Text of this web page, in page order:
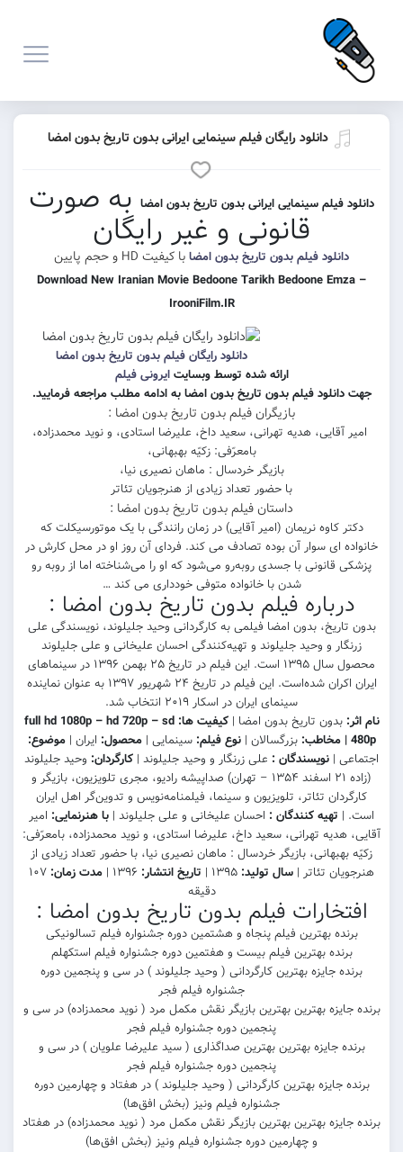
رایگان فیلم سینمایی ایرانی بدون تاریخ بدون امضا
سینمایی ایرانی بدون تاریخ بدون امضا به صورت
قانونی و غیر رایگان
فیلم بدون تاریخ بدون امضا با کیفیت HD و حجم پایین
Download New Iranian Movie Bedoone Tarikh
دانلود رایگان فیلم بدون تاریخ بدون امضا
ارائه شده توسط وبسایتایرونی فیلم
فیلم بدون تاریخ بدون امضا به ادامه مطلب مراجعه فرمایید.
بازیگران فیلم بدون تاریخ بدون امضا :
هدیه تهرانی، سعید داخ، علیرضا استادى، و نوید محمدزاده،
بازیگر خردسال : ماهان نصیری نیا،
با حضور تعداد زیادی از هنرجویان تئاتر
داستان فیلم بدون تاریخ بدون امضا :
نریمان (امیر آقایی) در زمان رانندگی با یک موتورسیکلت که
سوار آن بوده تصادف می کند. فردای آن روز او در محل کارش در
با جسدی روبه‌رو می‌شود که او را می‌شناخته اما از روبه رو
شدن با خانواده متوفی خودداری می کند …
فیلم بدون تاریخ بدون امضا :
بدون امضا فیلمی به کارگردانی وحید جلیلوند، نویسندگی علی
وحید جلیلوند و تهیه‌کنندگی احسان علیخانی و علی جلیلوند
محصول سال ۱۳۹۵ است. این فیلم در تاریخ ۲۵ بهمن ۱۳۹۶ در سینماهای
ایران اکران شده‌است. این فیلم در تاریخ ۲۴ شهریور ۱۳۹۷ به عنوان نماینده
سینمای ایران در اسکار ۲۰۱۹ انتخاب شد.
تاریخ بدون امضا |
کیفیت ها: full hd 1080p – hd 720p – sd
بزرگسالان |نوع فیلم:سینمایی |محصول:ایران | موضوع:
:علی زرنگار و وحید جلیلوند |کارگردان:وحید جلیلوند
(زاده ۲۱ اسفند ۱۳۵۴ – تهران) صداپیشه رادیو، مجری تلویزیون، بازیگر و
تلویزیون و سینما، فیلمنامه‌نویس و تدوین‌گر اهل ایران
کنندگان : احسان علیخانی و علی جلیلوند | با هنرنمایی:امیر
آقایی، هدیه تهرانی، سعید داخ، علیرضا استادى، و نوید محمدزاده، ‎بامعرّفی:
بازیگر خردسال : ماهان نصیری نیا، با حضور تعداد زیادی از
|سال تولید:۱۳۹۵ | تاریخ انتشار:۱۳۹۶ | مدت زمان:۱۰۷
فیلم بدون تاریخ بدون امضا :
فیلم پنجاه و هشتمین دوره جشنواره فیلم تسالونیکی
بهترین فیلم بیست و هفتمین دوره جشنواره فیلم استکهلم
بهترین کارگردانی ( وحید جلیلوند ) در سی و پنجمین دوره
جشنواره فیلم فجر
بهترین بهترین بازیگر نقش مکمل مرد ( نوید محمدزاده) در سی و
پنجمین دوره جشنواره فیلم فجر
بهترین بهترین صداگذاری ( سید علیرضا علویان ) در سی و
پنجمین دوره جشنواره فیلم فجر
بهترین کارگردانی ( وحید جلیلوند ) در هفتاد و چهارمین دوره
جشنواره فیلم ونیز (بخش افق‌ها)
بهترین بهترین بازیگر نقش مکمل مرد ( نوید محمدزاده) در هفتاد
و چهارمین دوره جشنواره فیلم ونیز (بخش افق‌ها)